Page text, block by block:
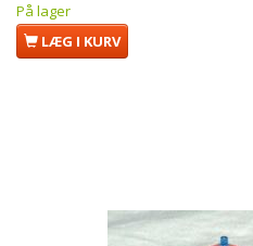
På lager
LÆG I KURV